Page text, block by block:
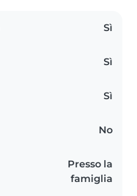
Sì
Sì
Sì
No
Presso la
famiglia